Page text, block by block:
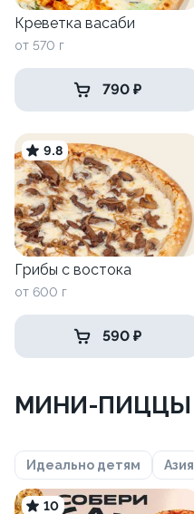
Креветка васаби
от 570 г
790 ₽
9.8
Грибы с востока
от 600 г
590 ₽
МИНИ-ПИЦЦЫ
Идеально детям Азия
10